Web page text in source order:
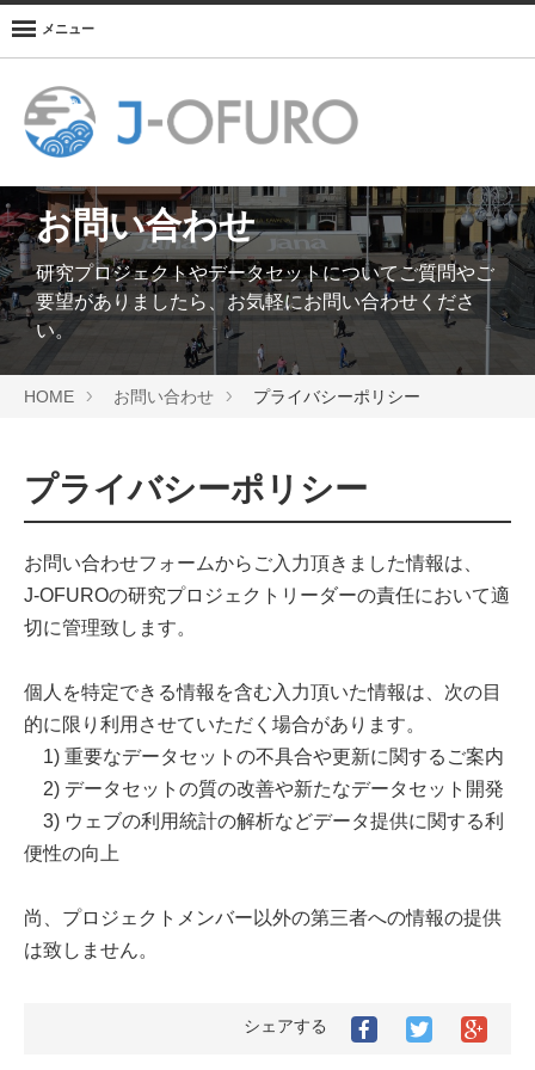
メニュー
お問い合わせ
研究プロジェクトやデータセットについてご質問やご
要望がありましたら、お気軽にお問い合わせくださ
い。
HOME お問い合わせ プライバシーポリシー
プライバシーポリシー
お問い合わせフォームからご入力頂きました情報は、
J-OFUROの研究プロジェクトリーダーの責任において適
切に管理致します。
個人を特定できる情報を含む入力頂いた情報は、次の目
的に限り利用させていただく場合があります。
1) 重要なデータセットの不具合や更新に関するご案内
2) データセットの質の改善や新たなデータセット開発
3) ウェブの利用統計の解析などデータ提供に関する利
便性の向上
尚、プロジェクトメンバー以外の第三者への情報の提供
は致しません。
シェアする